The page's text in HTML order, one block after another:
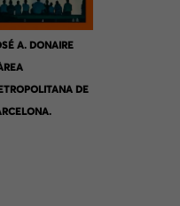
A. DONAIRE
DE